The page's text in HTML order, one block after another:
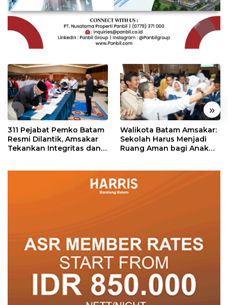
« »
311 Pejabat Pemko Batam
Resmi Dilantik, Amsakar
Tekankan Integritas dan
Walikota Batam Amsakar:
Sekolah Harus Menjadi
Ruang Aman bagi Anak